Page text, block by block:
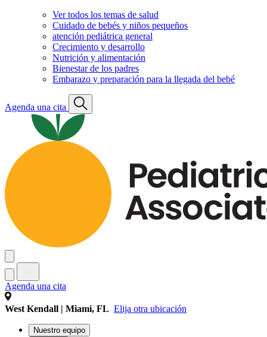
Ver todos los temas de salud
Cuidado de bebés y niños pequeños
atención pediátrica general
Crecimiento y desarrollo
Nutrición y alimentación
Bienestar de los padres
Embarazo y preparación para la llegada del bebé
Agenda una cita
Agenda una cita
West Kendall | Miami, FL Elija otra ubicación
Nuestro equipo